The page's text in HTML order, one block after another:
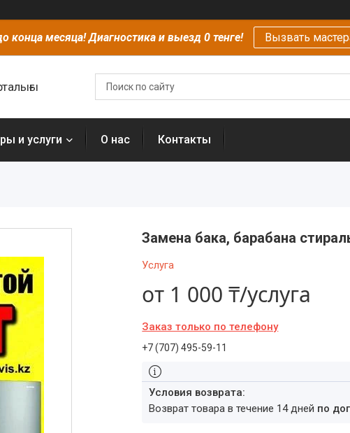
конца месяца! Диагностика и выезд 0 тенге! Вызвать
и услуги О нас Контакты
Замена бака, барабана
Услуга
от 1 000 ₸/услуга
Заказ только по телефону
+7 (707) 495-59-11
возврат товара в течение 14 дней по